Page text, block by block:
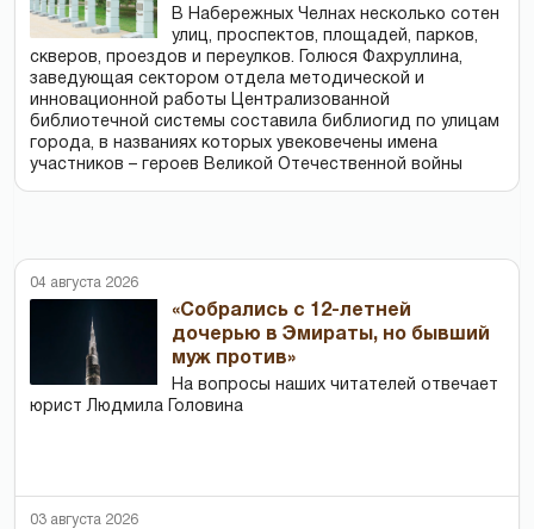
В Набережных Челнах несколько сотен
улиц, проспектов, площадей, парков,
скверов, проездов и переулков. Голюся Фахруллина,
заведующая сектором отдела методической и
инновационной работы Централизованной
библиотечной системы составила библиогид по улицам
города, в названиях которых увековечены имена
участников – героев Великой Отечественной войны
04 августа 2026
«Собрались с 12-летней
дочерью в Эмираты, но бывший
муж против»
На вопросы наших читателей отвечает
юрист Людмила Головина
03 августа 2026